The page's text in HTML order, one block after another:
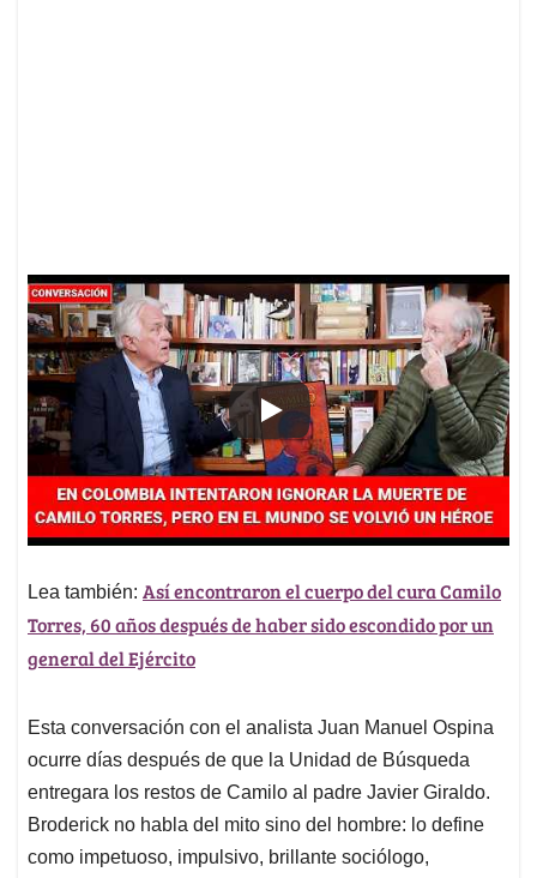
Lea también: Así encontraron el cuerpo del cura Camilo
Torres, 60 años después de haber sido escondido por un
general del Ejército
Esta conversación con el analista Juan Manuel Ospina
ocurre días después de que la Unidad de Búsqueda
entregara los restos de Camilo al padre Javier Giraldo.
Broderick no habla del mito sino del hombre: lo define
como impetuoso, impulsivo, brillante sociólogo,